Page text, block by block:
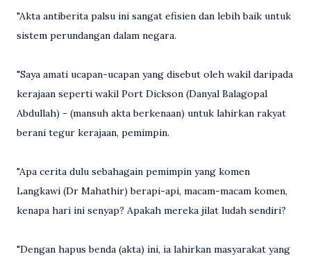
"Akta antiberita palsu ini sangat efisien dan lebih baik untuk
sistem perundangan dalam negara.
"Saya amati ucapan-ucapan yang disebut oleh wakil daripada
kerajaan seperti wakil Port Dickson (Danyal Balagopal
Abdullah) - (mansuh akta berkenaan) untuk lahirkan rakyat
berani tegur kerajaan, pemimpin.
"Apa cerita dulu sebahagain pemimpin yang komen
Langkawi (Dr Mahathir) berapi-api, macam-macam komen,
kenapa hari ini senyap? Apakah mereka jilat ludah sendiri?
"Dengan hapus benda (akta) ini, ia lahirkan masyarakat yang